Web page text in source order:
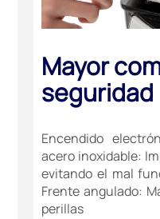
Mayor
seguridad
Encendido
acero inoxidable:
evitando el mal
Frente angulado:
perillas